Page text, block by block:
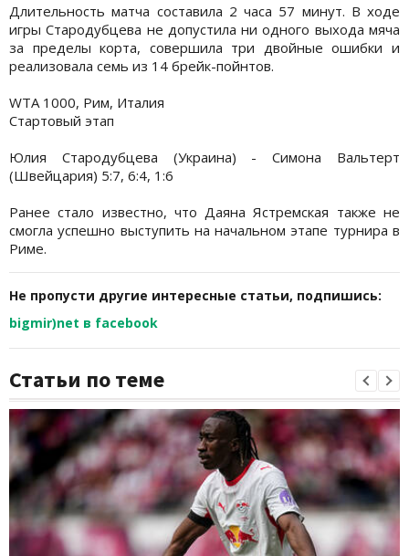
Длительность матча составила 2 часа 57 минут. В ходе
игры Стародубцева не допустила ни одного выхода мяча
за пределы корта, совершила три двойные ошибки и
реализовала семь из 14 брейк-пойнтов.
WTA 1000, Рим, Италия
Стартовый этап
Юлия Стародубцева (Украина) - Симона Вальтерт
(Швейцария) 5:7, 6:4, 1:6
Ранее стало известно, что Даяна Ястремская также не
смогла успешно выступить на начальном этапе турнира в
Риме.
Не пропусти другие интересные статьи, подпишись:
bigmir)net в facebook
Статьи по теме